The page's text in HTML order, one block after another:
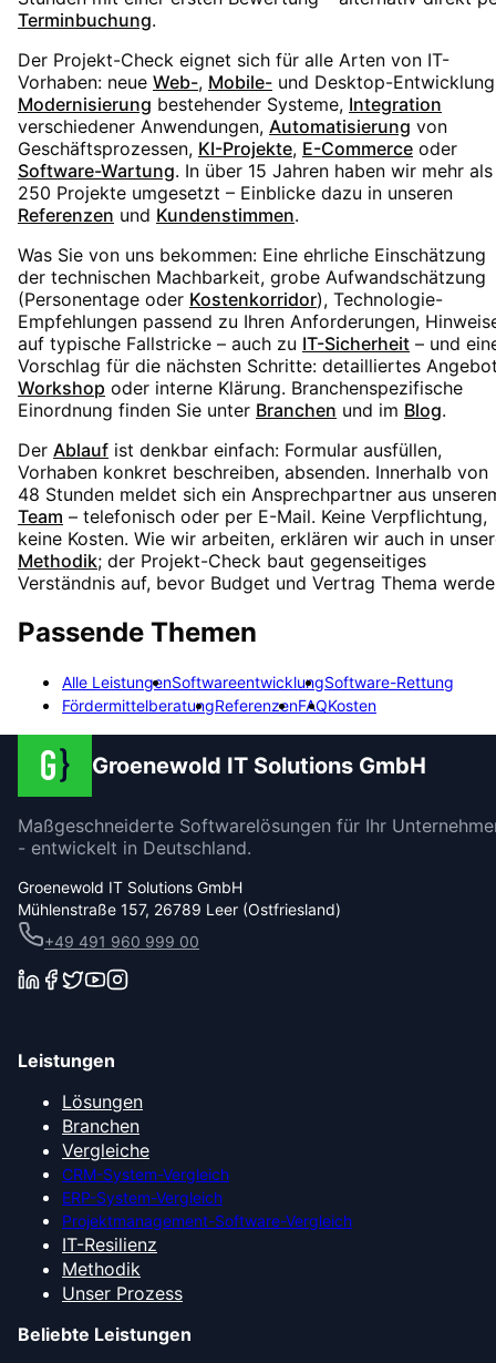
Terminbuchung.
Der Projekt-Check eignet sich für alle Arten von IT-
Vorhaben: neue Web-, Mobile- und Desktop-
Modernisierung bestehender Systeme, Integration
verschiedener Anwendungen, Automatisierung von
Geschäftsprozessen, KI-Projekte, E-Commerce oder
Software-Wartung. In über 15 Jahren haben wir mehr als
250 Projekte umgesetzt – Einblicke dazu in unseren
Referenzen und Kundenstimmen.
Was Sie von uns bekommen: Eine ehrliche Einschätzung
der technischen Machbarkeit, grobe Aufwandschätzung
(Personentage oder Kostenkorridor), Technologie-
Empfehlungen passend zu Ihren Anforderungen,
auf typische Fallstricke – auch zu IT-Sicherheit – und
Vorschlag für die nächsten Schritte: detailliertes
Workshop oder interne Klärung. Branchenspezifische
Einordnung finden Sie unter Branchen und im Blog.
Der Ablauf ist denkbar einfach: Formular ausfüllen,
Vorhaben konkret beschreiben, absenden. Innerhalb von
48 Stunden meldet sich ein Ansprechpartner aus
Team – telefonisch oder per E-Mail. Keine Verpflichtung,
keine Kosten. Wie wir arbeiten, erklären wir auch in
Methodik; der Projekt-Check baut gegenseitiges
Verständnis auf, bevor Budget und Vertrag Thema
Passende Themen
Alle LeistungenSoftwareentwicklungSoftware-Rettung
FördermittelberatungReferenzenFAQKosten
Groenewold IT Solutions GmbH
Maßgeschneiderte Softwarelösungen für Ihr
- entwickelt in Deutschland.
Groenewold IT Solutions GmbH
Mühlenstraße 157, 26789 Leer (Ostfriesland)
+49 491 960 999 00
Leistungen
Lösungen
Branchen
Vergleiche
CRM-System-Vergleich
ERP-System-Vergleich
Projektmanagement-Software-Vergleich
IT-Resilienz
Methodik
Unser Prozess
Beliebte Leistungen